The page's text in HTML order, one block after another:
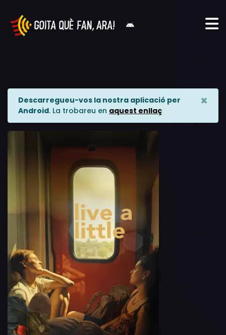
Descarregueu-vos la nostra aplicació per
Android. La trobareu en aquest enllaç
×